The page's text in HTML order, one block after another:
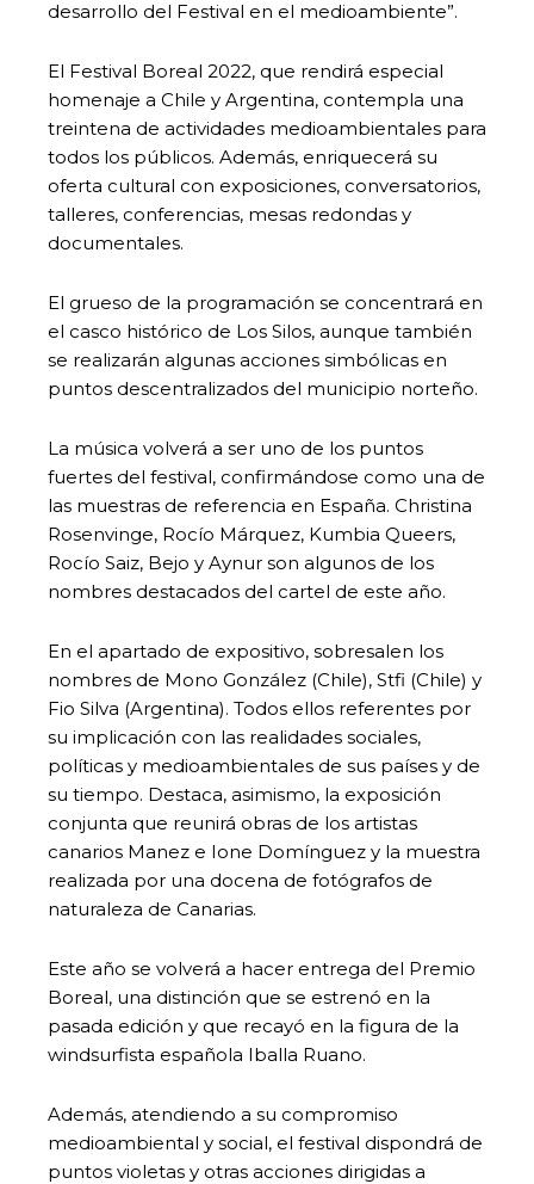
desarrollo del Festival en el medioambiente”.
El Festival Boreal 2022, que rendirá especial
homenaje a Chile y Argentina, contempla una
treintena de actividades medioambientales para
todos los públicos. Además, enriquecerá su
oferta cultural con exposiciones, conversatorios,
talleres, conferencias, mesas redondas y
documentales.
El grueso de la programación se concentrará en
el casco histórico de Los Silos, aunque también
se realizarán algunas acciones simbólicas en
puntos descentralizados del municipio norteño.
La música volverá a ser uno de los puntos
fuertes del festival, confirmándose como una de
las muestras de referencia en España. Christina
Rosenvinge, Rocío Márquez, Kumbia Queers,
Rocío Saiz, Bejo y Aynur son algunos de los
nombres destacados del cartel de este año.
En el apartado de expositivo, sobresalen los
nombres de Mono González (Chile), Stfi (Chile) y
Fio Silva (Argentina). Todos ellos referentes por
su implicación con las realidades sociales,
políticas y medioambientales de sus países y de
su tiempo. Destaca, asimismo, la exposición
conjunta que reunirá obras de los artistas
canarios Manez e Ione Domínguez y la muestra
realizada por una docena de fotógrafos de
naturaleza de Canarias.
Este año se volverá a hacer entrega del Premio
Boreal, una distinción que se estrenó en la
pasada edición y que recayó en la figura de la
windsurfista española Iballa Ruano.
Además, atendiendo a su compromiso
medioambiental y social, el festival dispondrá de
puntos violetas y otras acciones dirigidas a